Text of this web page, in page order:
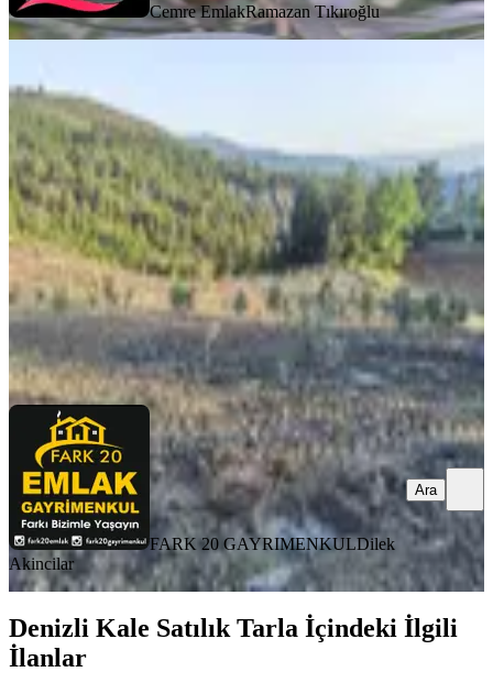
Cemre EmlakRamazan Tıkıroğlu
Kale, Özlüce Mahallesi
14533 m²· Parselli, Yolu Açılmış ·186/m² ·
09.07.2025
2.700.000 ₺ 3.000.000 ₺
FARK 20 GAYRIMENKULDilek Akincilar
Ara
FARK 20 GAYRIMENKULDilek
Akincilar
Ara
Denizli Kale Satılık Tarla İçindeki İlgili
İlanlar